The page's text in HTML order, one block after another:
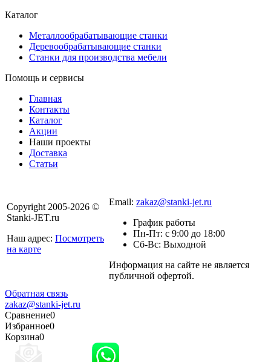
Каталог
Металлообрабатывающие станки
Деревообрабатывающие станки
Станки для производства мебели
Помощь и сервисы
Главная
Контакты
Каталог
Акции
Наши проекты
Доставка
Статьи
Copyright 2005-2026 ©
Stanki-JET.ru
Наш адрес: Посмотреть
на карте
Email: zakaz@stanki-jet.ru
График работы
Пн-Пт: с 9:00 до 18:00
Сб-Вс: Выходной
Информация на сайте не является
публичной офертой.
Обратная связь
zakaz@stanki-jet.ru
Сравнение0
Избранное0
Корзина0